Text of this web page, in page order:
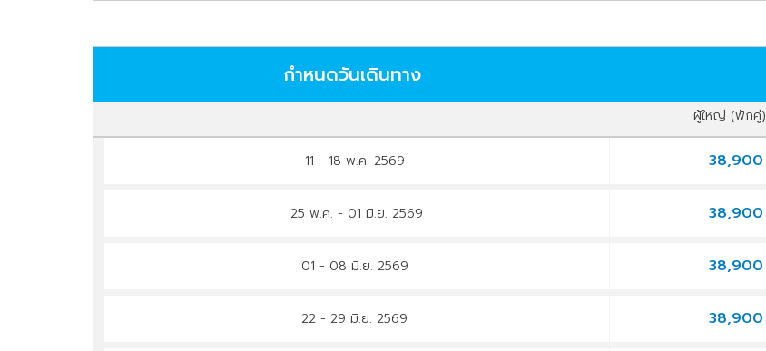
กำหนดวันเดินทาง
ผู้ใหญ่ (พักคู่)
11 - 18 พ.ค. 2569 38,900
25 พ.ค. - 01 มิ.ย. 2569 38,900
01 - 08 มิ.ย. 2569 38,900
22 - 29 มิ.ย. 2569 38,900